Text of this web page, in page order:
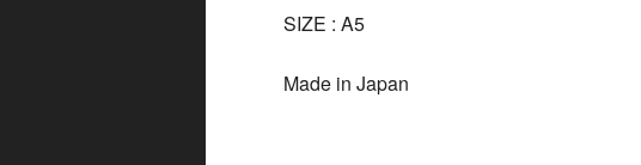
SIZE : A5
Made in Japan